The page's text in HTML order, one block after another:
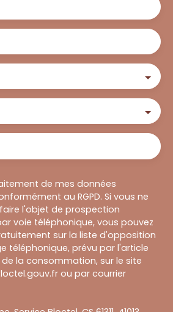
de mes données
au RGPD. Si vous ne
l'objet de prospection
voie téléphonique, vous pouvez
sur la liste d'opposition
téléphonique, prévu par l'article
de la consommation, sur le site
ou par courrier